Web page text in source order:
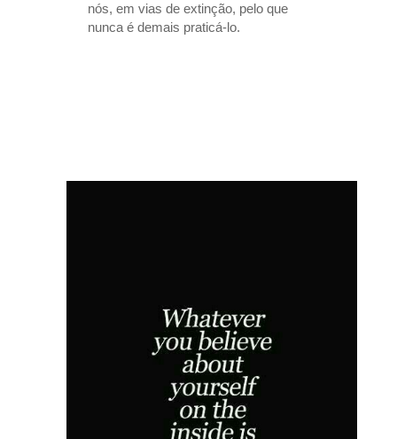
nós, em vias de extinção, pelo que
nunca é demais praticá-lo.